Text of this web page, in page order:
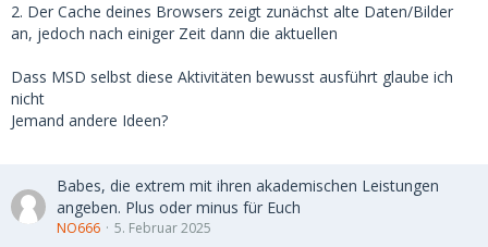
2. Der Cache deines Browsers zeigt zunächst alte Daten/Bilder
an, jedoch nach einiger Zeit dann die aktuellen
Dass MSD selbst diese Aktivitäten bewusst ausführt glaube ich
nicht
Jemand andere Ideen?
Babes, die extrem mit ihren akademischen Leistungen
angeben. Plus oder minus für Euch
NO666 5. Februar 2025